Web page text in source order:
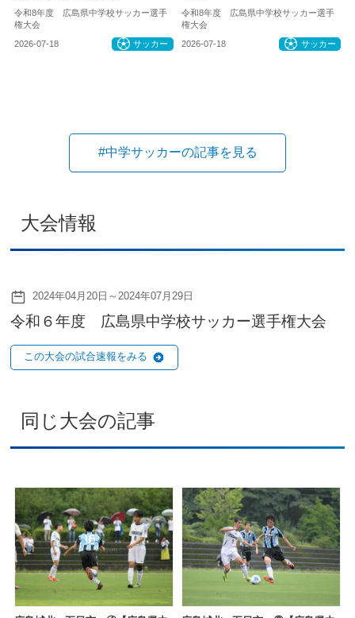
令和8年度 広島県中学校サッカー選手
権大会
2026-07-18 サッカー
令和8年度 広島県中学校サッカー選手
権大会
2026-07-18 サッカー
#中学サッカーの記事を見る
大会情報
2024年04月20日～2024年07月29日
令和６年度 広島県中学校サッカー選手権大会
この大会の試合速報をみる
同じ大会の記事